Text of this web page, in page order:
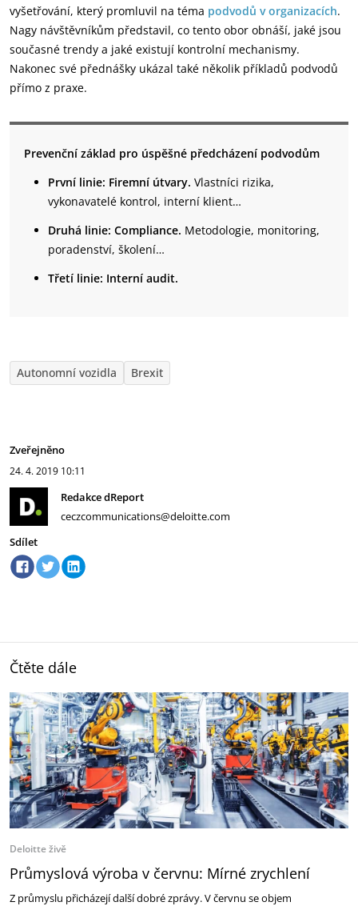
vyšetřování, který promluvil na téma podvodů v organizacích.
Nagy návštěvníkům představil, co tento obor obnáší, jaké jsou
současné trendy a jaké existují kontrolní mechanismy.
Nakonec své přednášky ukázal také několik příkladů podvodů
přímo z praxe.
Prevenční základ pro úspěšné předcházení podvodům
První linie: Firemní útvary. Vlastníci rizika,
vykonavatelé kontrol, interní klient…
Druhá linie: Compliance. Metodologie, monitoring,
poradenství, školení…
Třetí linie: Interní audit.
Autonomní vozidla Brexit
Zveřejněno
24. 4. 2019 10:11
Redakce dReport
ceczcommunications@deloitte.com
Sdílet
Čtěte dále
Deloitte živě
Průmyslová výroba v červnu: Mírné zrychlení
Z průmyslu přicházejí další dobré zprávy. V červnu se objem